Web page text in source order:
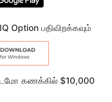
Option பதிவிறக்கவும்
கணக்கில் $10,000